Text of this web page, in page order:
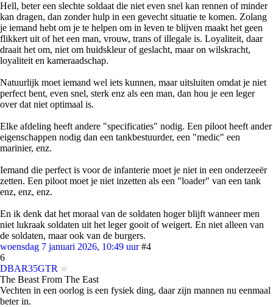
Hell, beter een slechte soldaat die niet even snel kan rennen of minder
kan dragen, dan zonder hulp in een gevecht situatie te komen. Zolang
je iemand hebt om je te helpen om in leven te blijven maakt het geen
flikkert uit of het een man, vrouw, trans of illegale is. Loyaliteit, daar
draait het om, niet om huidskleur of geslacht, maar on wilskracht,
loyaliteit en kameraadschap.
Natuurlijk moet iemand wel iets kunnen, maar uitsluiten omdat je niet
perfect bent, even snel, sterk enz als een man, dan hou je een leger
over dat niet optimaal is.
Elke afdeling heeft andere "specificaties" nodig. Een piloot heeft ander
eigenschappen nodig dan een tankbestuurder, een "medic" een
marinier, enz.
Iemand die perfect is voor de infanterie moet je niet in een onderzeeër
zetten. Een piloot moet je niet inzetten als een "loader" van een tank
enz, enz, enz.
En ik denk dat het moraal van de soldaten hoger blijft wanneer men
niet lukraak soldaten uit het leger gooit of weigert. En niet alleen van
de soldaten, maar ook van de burgers.
woensdag 7 januari 2026, 10:49 uur #4
6
DBAR35GTR
The Beast From The East
Vechten in een oorlog is een fysiek ding, daar zijn mannen nu eenmaal
beter in.